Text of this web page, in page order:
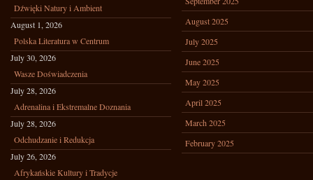
Dźwięki Natury i Ambient
August 1, 2026
Polska Literatura w Centrum
July 30, 2026
Wasze Doświadczenia
July 28, 2026
Adrenalina i Ekstremalne Doznania
July 28, 2026
Odchudzanie i Redukcja
July 26, 2026
Afrykańskie Kultury i Tradycje
August 2025
July 2025
June 2025
May 2025
April 2025
March 2025
February 2025